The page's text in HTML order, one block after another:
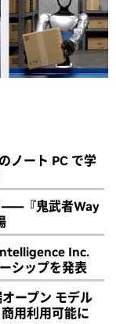
ノート PC で学
――『鬼武者Way
Inc.
シップを発表
ープン モデル
用利用可能に